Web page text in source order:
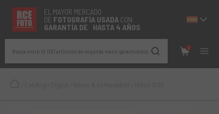
EL MAYOR MERCADO
DE FOTOGRAFÍA USADA CON
GARANTÍA DE HASTA 4 AÑOS
Busca entre 19.081 artículos de segunda mano garantizados
0